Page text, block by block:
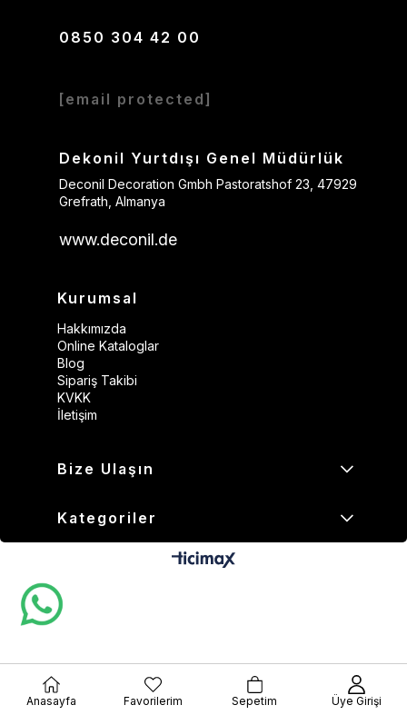
0850 304 42 00
[email protected]
Dekonil Yurtdışı Genel Müdürlük
Deconil Decoration Gmbh Pastoratshof 23, 47929
Grefrath, Almanya
www.deconil.de
Kurumsal
Hakkımızda
Online Kataloglar
Blog
Sipariş Takibi
KVKK
İletişim
Bize Ulaşın
Kategoriler
Anasayfa Favorilerim Sepetim Üye Girişi